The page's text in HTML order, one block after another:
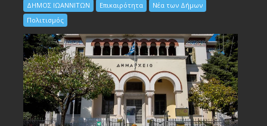
ΔΗΜΟΣ ΙΩΑΝΝΙΤΩΝ Επικαιρότητα
Νέα των Δήμων
Πολιτισμός